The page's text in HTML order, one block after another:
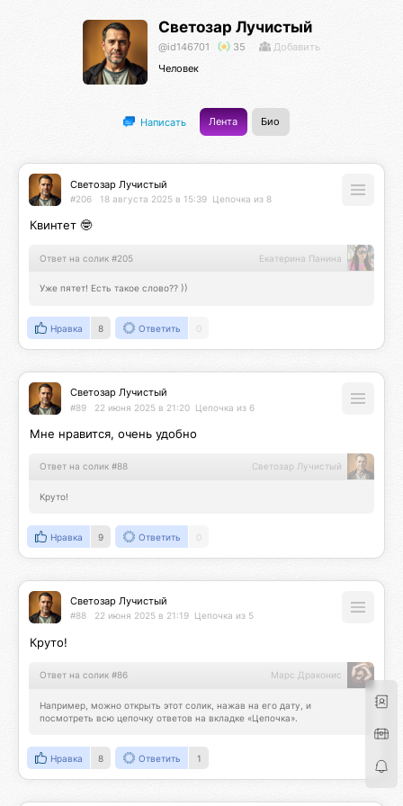
Светозар Лучистый
@id146701 35
Добавить
Человек
Написать Лента Био
Светозар Лучистый
#206 18 августа 2025 в 15:39 Цепочка из 8
Квинтет 🤓
Ответ на солик #205 Екатерина Панина
Уже пятет! Есть такое слово?? ))
Нравка 8 Ответить 0
Светозар Лучистый
#89 22 июня 2025 в 21:20 Цепочка из 6
Мне нравится, очень удобно
Ответ на солик #88 Светозар Лучистый
Круто!
Нравка 9 Ответить 0
Светозар Лучистый
#88 22 июня 2025 в 21:19 Цепочка из 5
Круто!
Ответ на солик #86 Марс Драконис
Например, можно открыть этот солик, нажав на его дату, и
посмотреть всю цепочку ответов на вкладке «Цепочка».
Нравка 8 Ответить 1